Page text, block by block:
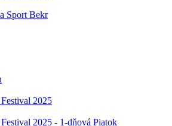
Sport Bekr
2025
2025 - 1-dňová Piatok